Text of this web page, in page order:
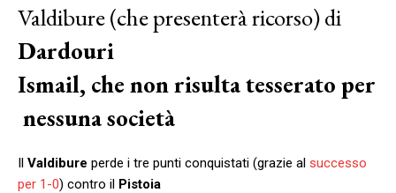
Valdibure (che presenterà ricorso) di
Dardouri
Ismail, che non risulta tesserato per
nessuna società
Il Valdibure perde i tre punti conquistati (grazie al successo
per 1-0) contro il Pistoia